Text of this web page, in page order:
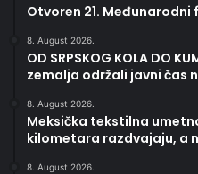
Otvoren 21.
8. August 2026.
OD SRPSKOG KOLA DO
zemalja održali javni čas
8. August 2026.
Meksička tekstilna
kilometara razdvajaju, a
8. August 2026.